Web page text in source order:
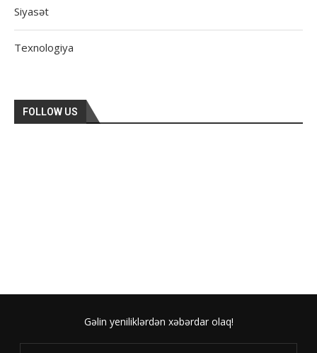
Siyasət
Texnologiya
FOLLOW US
Gəlin yeniliklərdən xəbərdar olaq!